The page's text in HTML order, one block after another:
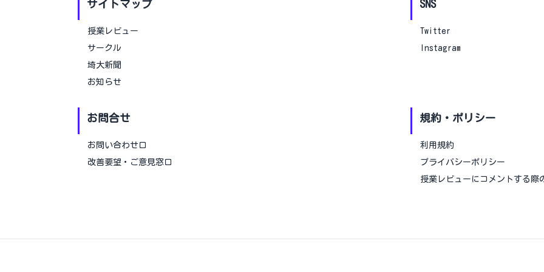
サイトマップ
授業レビュー
サークル
埼大新聞
お知らせ
SNS
Twitter
Instagram
お問合せ
お問い合わせ口
改善要望・ご意見窓口
規約・ポリシー
利用規約
プライバシーポリシー
授業レビューにコメントする際